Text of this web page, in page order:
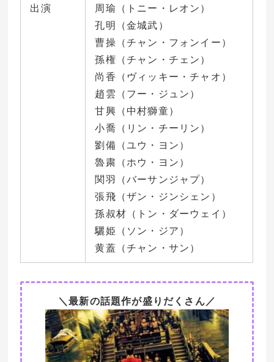
出演
周瑜（トニー・レオン）
孔明（金城武）
曹操（チャン・フォンイー）
孫権（チャン・チェン）
尚香（ヴィッキー・チャオ）
趙雲（フー・ジュン）
甘興（中村獅童）
小喬（リン・チーリン）
劉備（ユウ・ヨン）
魯粛（ホウ・ヨン）
関羽（バーサンジャプ）
張飛（ザン・ジンシェン）
孫叔材（トン・ダーウェイ）
驪姫（ソン・ジア）
黄蓋（チャン・サン）
＼最新の話題作が盛りだくさん／